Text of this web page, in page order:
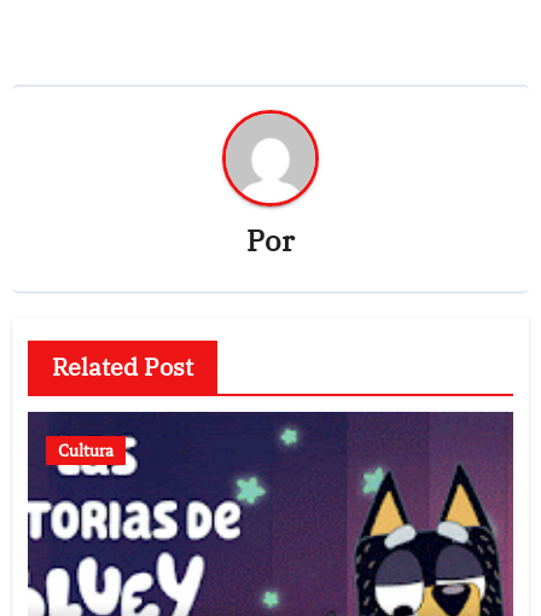
Por
Related Post
Cultura